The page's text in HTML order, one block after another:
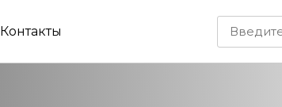
Контакты